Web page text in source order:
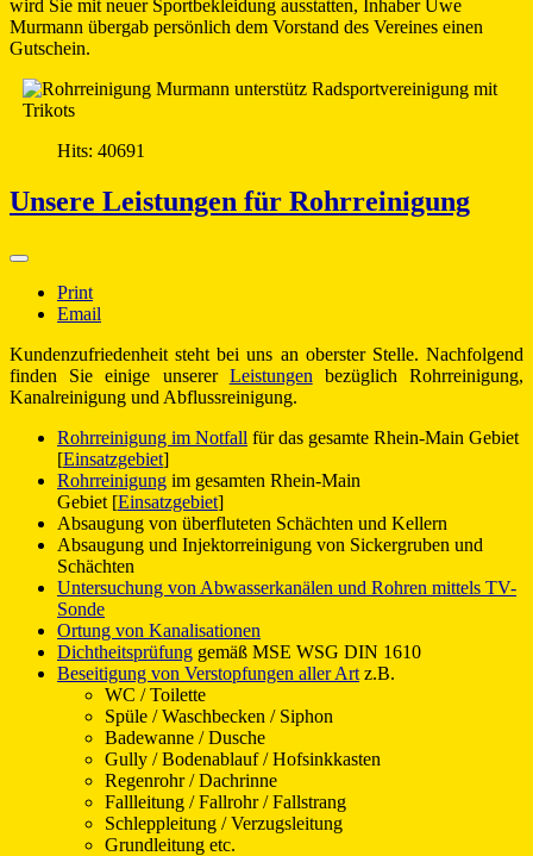
wird Sie mit neuer Sportbekleidung ausstatten, Inhaber Uwe
Murmann übergab persönlich dem Vorstand des Vereines einen
Gutschein.
Hits: 40691
Unsere Leistungen für Rohrreinigung
Print
Email
Kundenzufriedenheit steht bei uns an oberster Stelle. Nachfolgend
finden Sie einige unserer Leistungen bezüglich Rohrreinigung,
Kanalreinigung und Abflussreinigung.
Rohrreinigung im Notfall für das gesamte Rhein-Main Gebiet
[Einsatzgebiet]
Rohrreinigung im gesamten Rhein-Main
Gebiet [Einsatzgebiet]
Absaugung von überfluteten Schächten und Kellern
Absaugung und Injektorreinigung von Sickergruben und
Schächten
Untersuchung von Abwasserkanälen und Rohren mittels TV-
Sonde
Ortung von Kanalisationen
Dichtheitsprüfung gemäß MSE WSG DIN 1610
Beseitigung von Verstopfungen aller Art z.B.
WC / Toilette
Spüle / Waschbecken / Siphon
Badewanne / Dusche
Gully / Bodenablauf / Hofsinkkasten
Regenrohr / Dachrinne
Fallleitung / Fallrohr / Fallstrang
Schleppleitung / Verzugsleitung
Grundleitung etc.